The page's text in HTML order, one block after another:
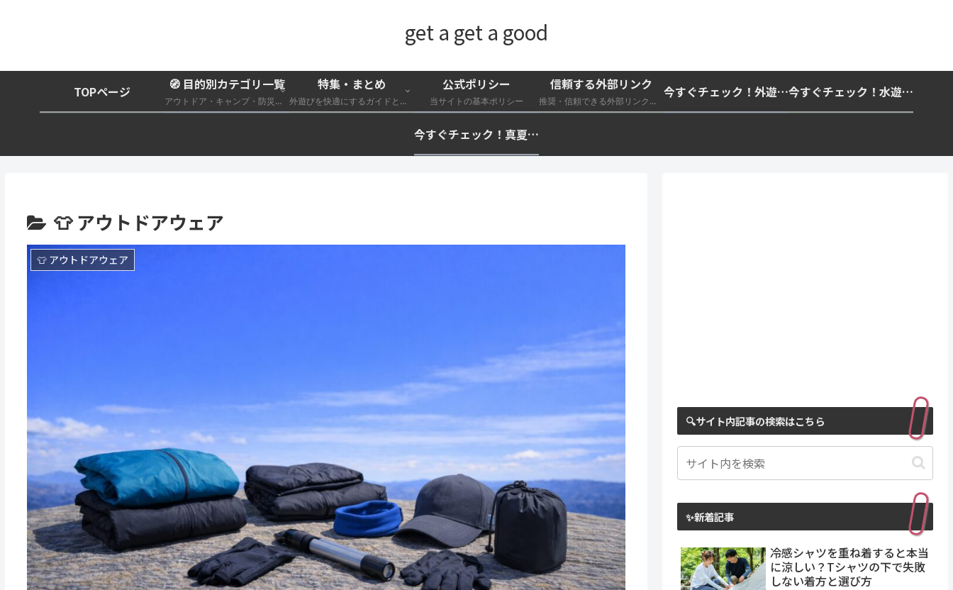
get a get a good
TOPページ 🧭 目的別カテゴリ一覧
アウトドア・キャンプ・防災グッズ総合まとめ
特集・まとめ
外遊びを快適にするガイドと特集一覧
公式ポリシー
当サイトの基本ポリシー
信頼する外部リンク
推奨・信頼できる外部リンク一覧
今すぐチェック！外遊びの紫外線対策・日差し快適化計画｜帽子・日傘・ウェア・日焼け止めを総まとめ☀️🏕️👓 今すぐチェック！水遊び・海水浴の快適化計画｜浮き輪・服装・日陰・安全対策を総まとめ🏖️🌊✨
今すぐチェック！真夏の猛暑・冷却・保冷快適化計画｜外遊び・キャンプ・車中泊の暑さ対策を総まとめ☀️🧊🏕️
👕 アウトドアウェア
👕 アウトドアウェア
🔍サイト内記事の検索はこちら
✨新着記事
冷感シャツを重ね着すると本当
に涼しい？Tシャツの下で失敗
しない着方と選び方